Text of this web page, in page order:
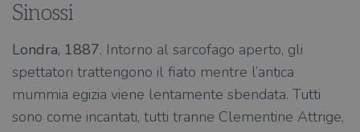
Sinossi
Londra, 1887. Intorno al sarcofago aperto, gli
spettatori trattengono il fiato mentre l’antica
mummia egizia viene lentamente sbendata. Tutti
sono come incantati, tutti tranne Clementine Attrige,